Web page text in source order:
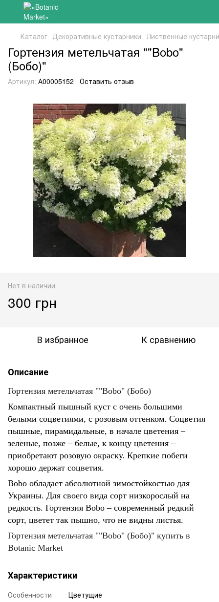
Каталог Декоративные кустарники Лиственные
Гортензия метельчатая ""Bobo"
(Бобо)"
Артикул: А00005152 Оставить отзыв
Нет в наличии
300 грн
В избранное К сравнению
Описание
Гортензия метельчатая ""Bobo" (Бобо)
Компактный пышный куст с очень большими
белыми соцветиями, с розовым оттенком. Соцветия
пышные, пирамидальные, в начале цветения –
зеленые, позже – белые, к концу цветения –
приобретают розовую окраску. Крепкие побеги
хорошо держат соцветия.
Bobo обладает абсолютной зимостойкостью для
Украины. Для своего вида сорт низкорослый на
редкость. Гортензия Bobo – современный редкий
сорт, цветет так пышно, что не видны листья.
Гортензия метельчатая ""Bobo" (Бобо)" купить в
Botanic Market
Характеристики
Особенности
Цветущие